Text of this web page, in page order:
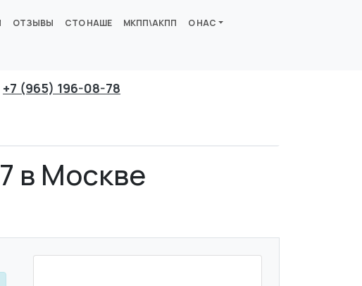
ОТЗЫВЫ СТО НАШЕ МКПП\АКПП
О НАС
+7 (965) 196-08-78
в Москве